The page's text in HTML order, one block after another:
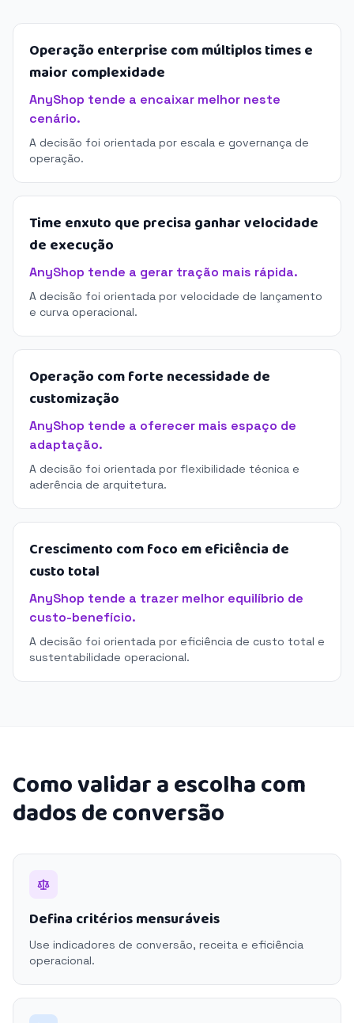
Operação enterprise com múltiplos times e
maior complexidade
AnyShop tende a encaixar melhor neste
cenário.
A decisão foi orientada por escala e governança de
operação.
Time enxuto que precisa ganhar velocidade
de execução
AnyShop tende a gerar tração mais rápida.
A decisão foi orientada por velocidade de lançamento
e curva operacional.
Operação com forte necessidade de
customização
AnyShop tende a oferecer mais espaço de
adaptação.
A decisão foi orientada por flexibilidade técnica e
aderência de arquitetura.
Crescimento com foco em eficiência de
custo total
AnyShop tende a trazer melhor equilíbrio de
custo-benefício.
A decisão foi orientada por eficiência de custo total e
sustentabilidade operacional.
Como validar a escolha com
dados de conversão
Defina critérios mensuráveis
Use indicadores de conversão, receita e eficiência
operacional.